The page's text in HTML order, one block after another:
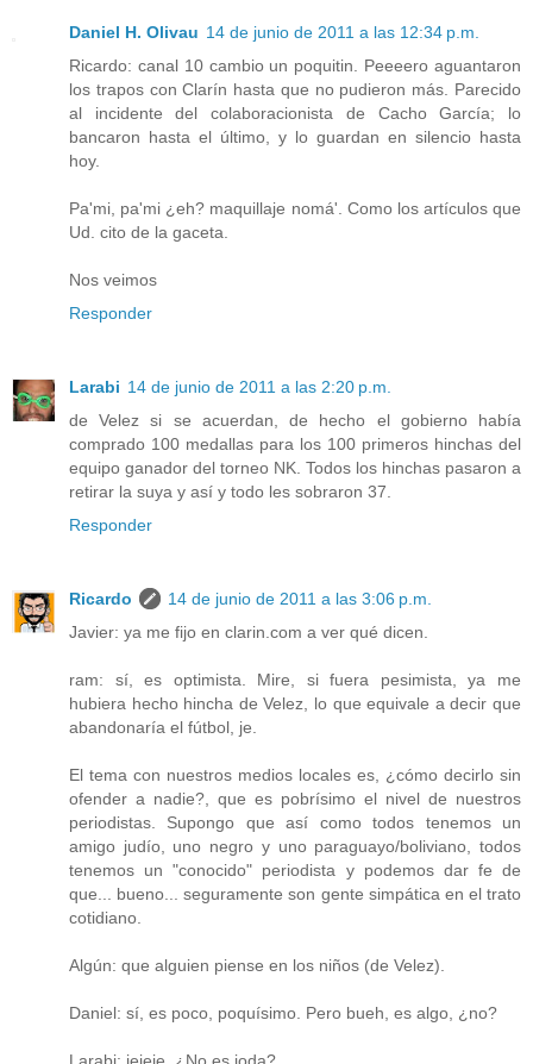
Daniel H. Olivau 14 de junio de 2011 a las 12:34 p.m.
Ricardo: canal 10 cambio un poquitin. Peeeero aguantaron
los trapos con Clarín hasta que no pudieron más. Parecido
al incidente del colaboracionista de Cacho García; lo
bancaron hasta el último, y lo guardan en silencio hasta
hoy.
Pa'mi, pa'mi ¿eh? maquillaje nomá'. Como los artículos que
Ud. cito de la gaceta.
Nos veimos
Responder
Larabi 14 de junio de 2011 a las 2:20 p.m.
de Velez si se acuerdan, de hecho el gobierno había
comprado 100 medallas para los 100 primeros hinchas del
equipo ganador del torneo NK. Todos los hinchas pasaron a
retirar la suya y así y todo les sobraron 37.
Responder
Ricardo
14 de junio de 2011 a las 3:06 p.m.
Javier: ya me fijo en clarin.com a ver qué dicen.
ram: sí, es optimista. Mire, si fuera pesimista, ya me
hubiera hecho hincha de Velez, lo que equivale a decir que
abandonaría el fútbol, je.
El tema con nuestros medios locales es, ¿cómo decirlo sin
ofender a nadie?, que es pobrísimo el nivel de nuestros
periodistas. Supongo que así como todos tenemos un
amigo judío, uno negro y uno paraguayo/boliviano, todos
tenemos un "conocido" periodista y podemos dar fe de
que... bueno... seguramente son gente simpática en el trato
cotidiano.
Algún: que alguien piense en los niños (de Velez).
Daniel: sí, es poco, poquísimo. Pero bueh, es algo, ¿no?